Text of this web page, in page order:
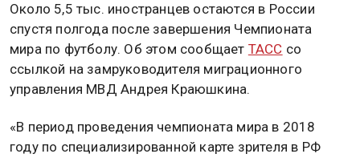
Около 5,5 тыс. иностранцев остаются в России
спустя полгода после завершения Чемпионата
мира по футболу. Об этом сообщает ТАСС со
ссылкой на замруководителя миграционного
управления МВД Андрея Краюшкина.
«В период проведения чемпионата мира в 2018
году по специализированной карте зрителя в РФ